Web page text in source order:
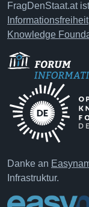
FragDenStaat.at
Informationsfreiheit
Knowledge
Danke an
Infrastruktur.